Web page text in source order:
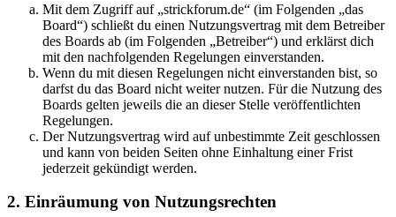
Mit dem Zugriff auf „strickforum.de“ (im Folgenden „das
Board“) schließt du einen Nutzungsvertrag mit dem Betreiber
des Boards ab (im Folgenden „Betreiber“) und erklärst dich
mit den nachfolgenden Regelungen einverstanden.
Wenn du mit diesen Regelungen nicht einverstanden bist, so
darfst du das Board nicht weiter nutzen. Für die Nutzung des
Boards gelten jeweils die an dieser Stelle veröffentlichten
Regelungen.
Der Nutzungsvertrag wird auf unbestimmte Zeit geschlossen
und kann von beiden Seiten ohne Einhaltung einer Frist
jederzeit gekündigt werden.
2. Einräumung von Nutzungsrechten